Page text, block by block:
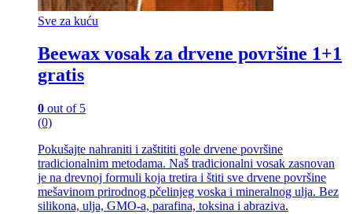
Sve za kuću
Beewax vosak za drvene površine 1+1
gratis
0 out of 5
(0)
Pokušajte nahraniti i zaštititi gole drvene površine
tradicionalnim metodama. Naš tradicionalni vosak zasnovan
je na drevnoj formuli koja tretira i štiti sve drvene površine
mešavinom prirodnog pčelinjeg voska i mineralnog ulja. Bez
silikona, ulja, GMO-a, parafina, toksina i abraziva.